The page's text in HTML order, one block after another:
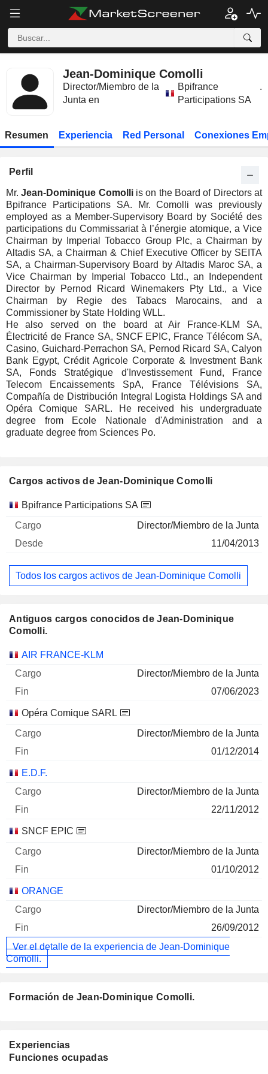
Jean-Dominique Comolli
Director/Miembro de la
Junta en
Bpifrance
Participations SA
.
Resumen Experiencia Red Personal Conexiones
Perfil
Mr.Jean-Dominique Comolliis on the Board of Directors at
Bpifrance Participations SA. Mr. Comolli was previously
employed as a Member-Supervisory Board by Société des
participations du Commissariat à l’énergie atomique, a Vice
Chairman by Imperial Tobacco Group Plc, a Chairman by
Altadis SA, a Chairman & Chief Executive Officer by SEITA
SA, a Chairman-Supervisory Board by Altadis Maroc SA, a
Vice Chairman by Imperial Tobacco Ltd., an Independent
Director by Pernod Ricard Winemakers Pty Ltd., a Vice
Chairman by Regie des Tabacs Marocains, and a
Commissioner by State Holding WLL.
He also served on the board at Air France-KLM SA,
Électricité de France SA, SNCF EPIC, France Télécom SA,
Casino, Guichard-Perrachon SA, Pernod Ricard SA, Calyon
Bank Egypt, Crédit Agricole Corporate & Investment Bank
SA, Fonds Stratégique d'Investissement Fund, France
Telecom Encaissements SpA, France Télévisions SA,
Compañía de Distribución Integral Logista Holdings SA and
Opéra Comique SARL. He received his undergraduate
degree from Ecole Nationale d'Administration and a
graduate degree from Sciences Po.
Cargos activos de Jean-Dominique Comolli
Empresas Cargo Inicio
Bpifrance Participations SA
Director/Miembro de la Junta
11/04/2013
Todos los cargos activos de Jean-Dominique Comolli
Antiguos cargos conocidos de Jean-Dominique
Comolli.
Empresas Cargo Fin
AIR FRANCE-KLM
Director/Miembro de la Junta
07/06/2023
Opéra Comique SARL
Director/Miembro de la Junta
01/12/2014
E.D.F.
Director/Miembro de la Junta
22/11/2012
SNCF EPIC
Director/Miembro de la Junta
01/10/2012
ORANGE
Director/Miembro de la Junta
26/09/2012
Ver el detalle de la experiencia de Jean-Dominique
Comolli.
Formación de Jean-Dominique Comolli.
Experiencias
Funciones ocupadas